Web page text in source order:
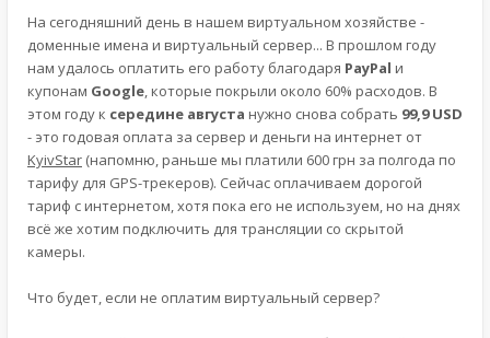
На сегодняшний день в нашем виртуальном хозяйстве -
доменные имена и виртуальный сервер... В прошлом году
нам удалось оплатить его работу благодаря PayPal и
купонам Google, которые покрыли около 60% расходов. В
этом году к середине августа нужно снова собрать 99,9 USD
- это годовая оплата за сервер и деньги на интернет от
KyivStar (напомню, раньше мы платили 600 грн за полгода по
тарифу для GPS-трекеров). Сейчас оплачиваем дорогой
тариф с интернетом, хотя пока его не используем, но на днях
всё же хотим подключить для трансляции со скрытой
камеры.
Что будет, если не оплатим виртуальный сервер?